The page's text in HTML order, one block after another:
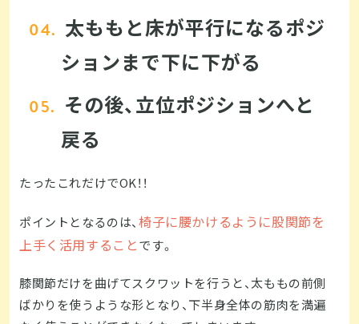
太ももと床が平行になるポジ
ションまで下に下がる
その後、立位ポジションへと
戻る
たったこれだけでOK！！
ポイントとなるのは、椅子に腰かけるように股関節を
上手く活用することです。
膝関節だけを曲げてスクワットを行うと、太ももの前側
ばかりを使うような形となり、下半身全体の筋肉を満遍